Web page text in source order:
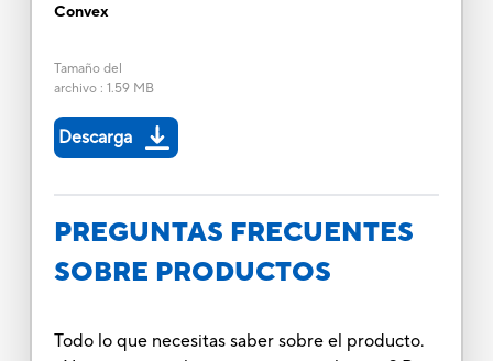
Convex
Tamaño del
archivo: 1.59 MB
Descarga
PREGUNTAS FRECUENTES
SOBRE PRODUCTOS
Todo lo que necesitas saber sobre el producto.